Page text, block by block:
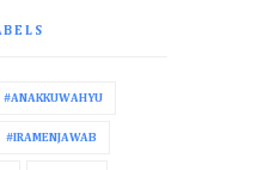
#ANAKKUWAHYU
#IRAMENJAWAB